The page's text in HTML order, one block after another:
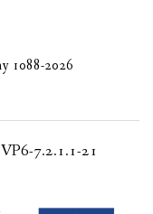
1088-2026
7.2.1.1-21